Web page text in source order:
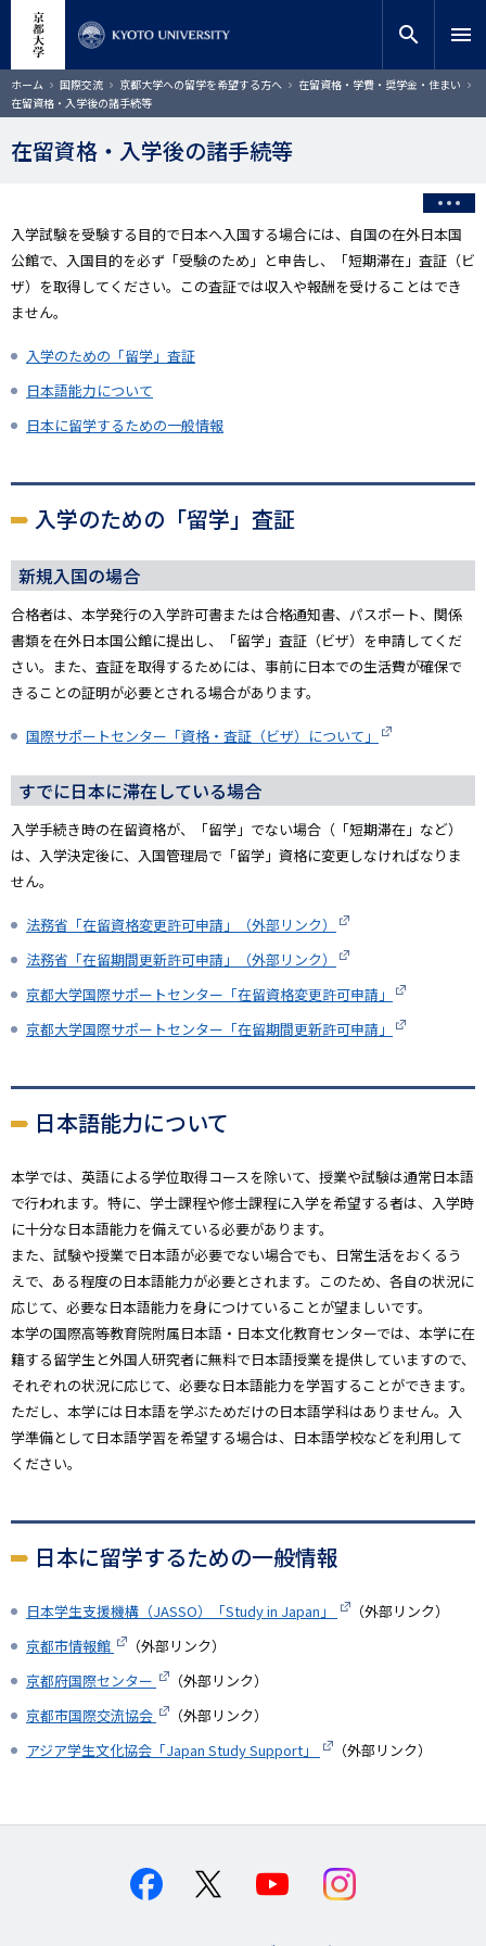
コ
ン
テ
ン
ツ
動
サイト内検索
検索
search menu
ホーム 国際交流 京都大学への留学を希望する方へ
在留資格・学費・奨学金・住まい
在留資格・入学後の諸手続等
在留資格・入学後の諸手続等
入学試験を受験する目的で日本へ入国する場合には、自国の在外日本国
公館で、入国目的を必ず「受験のため」と申告し、「短期滞在」査証（ビ
ザ）を取得してください。この査証では収入や報酬を受けることはでき
ません。
入学のための「留学」査証
日本語能力について
日本に留学するための一般情報
入学のための「留学」査証
新規入国の場合
合格者は、本学発行の入学許可書または合格通知書、パスポート、関係
書類を在外日本国公館に提出し、「留学」査証（ビザ）を申請してくだ
さい。また、査証を取得するためには、事前に日本での生活費が確保で
きることの証明が必要とされる場合があります。
国際サポートセンター「資格・査証（ビザ）について」
すでに日本に滞在している場合
入学手続き時の在留資格が、「留学」でない場合（「短期滞在」など）
は、入学決定後に、入国管理局で「留学」資格に変更しなければなりま
せん。
法務省「在留資格変更許可申請」（外部リンク）
法務省「在留期間更新許可申請」（外部リンク）
京都大学国際サポートセンター「在留資格変更許可申請」
京都大学国際サポートセンター「在留期間更新許可申請」
日本語能力について
本学では、英語による学位取得コースを除いて、授業や試験は通常日本語
で行われます。特に、学士課程や修士課程に入学を希望する者は、入学時
に十分な日本語能力を備えている必要があります。
また、試験や授業で日本語が必要でない場合でも、日常生活をおくるう
えで、ある程度の日本語能力が必要とされます。このため、各自の状況に
応じて、必要な日本語能力を身につけていることが望ましいです。
本学の国際高等教育院附属日本語・日本文化教育センターでは、本学に在
籍する留学生と外国人研究者に無料で日本語授業を提供していますので、
それぞれの状況に応じて、必要な日本語能力を学習することができます。
ただし、本学には日本語を学ぶためだけの日本語学科はありません。入
学準備として日本語学習を希望する場合は、日本語学校などを利用して
ください。
日本に留学するための一般情報
日本学生支援機構（JASSO）「Study in Japan」
（外部リンク）
京都市情報館
（外部リンク）
京都府国際センター
（外部リンク）
京都市国際交流協会
（外部リンク）
アジア学生文化協会「Japan Study Support」
（外部リンク）